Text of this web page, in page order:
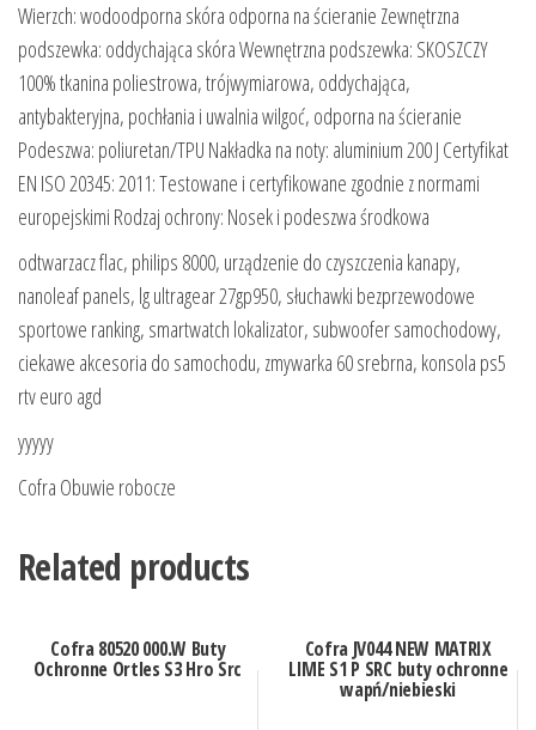
Wierzch: wodoodporna skóra odporna na ścieranie Zewnętrzna
podszewka: oddychająca skóra Wewnętrzna podszewka: SKOSZCZY
100% tkanina poliestrowa, trójwymiarowa, oddychająca,
antybakteryjna, pochłania i uwalnia wilgoć, odporna na ścieranie
Podeszwa: poliuretan/TPU Nakładka na noty: aluminium 200 J Certyfikat
EN ISO 20345: 2011: Testowane i certyfikowane zgodnie z normami
europejskimi Rodzaj ochrony: Nosek i podeszwa środkowa
odtwarzacz flac, philips 8000, urządzenie do czyszczenia kanapy,
nanoleaf panels, lg ultragear 27gp950, słuchawki bezprzewodowe
sportowe ranking, smartwatch lokalizator, subwoofer samochodowy,
ciekawe akcesoria do samochodu, zmywarka 60 srebrna, konsola ps5
rtv euro agd
yyyyy
Cofra Obuwie robocze
Related products
Cofra 80520 000.W Buty
Ochronne Ortles S3 Hro Src
Cofra JV044 NEW MATRIX
LIME S1 P SRC buty ochronne
wapń/niebieski